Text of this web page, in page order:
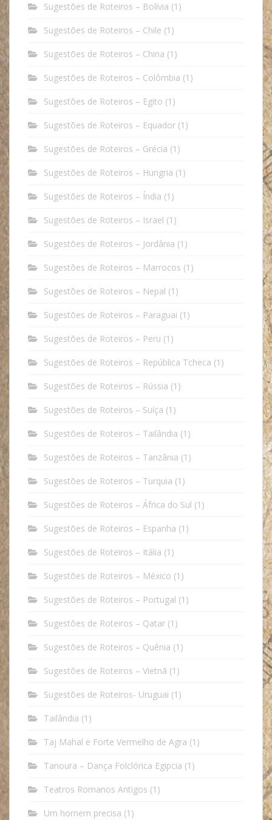
Sugestões de Roteiros – Bolívia (1)
Sugestões de Roteiros – Chile (1)
Sugestões de Roteiros – China (1)
Sugestões de Roteiros – Colômbia (1)
Sugestões de Roteiros – Egito (1)
Sugestões de Roteiros – Equador (1)
Sugestões de Roteiros – Grécia (1)
Sugestões de Roteiros – Hungria (1)
Sugestões de Roteiros – Índia (1)
Sugestões de Roteiros – Israel (1)
Sugestões de Roteiros – Jordânia (1)
Sugestões de Roteiros – Marrocos (1)
Sugestões de Roteiros – Nepal (1)
Sugestões de Roteiros – Paraguai (1)
Sugestões de Roteiros – Peru (1)
Sugestões de Roteiros – República Tcheca (1)
Sugestões de Roteiros – Rússia (1)
Sugestões de Roteiros – Suíça (1)
Sugestões de Roteiros – Tailândia (1)
Sugestões de Roteiros – Tanzânia (1)
Sugestões de Roteiros – Turquia (1)
Sugestões de Roteiros – África do Sul (1)
Sugestões de Roteiros – Espanha (1)
Sugestões de Roteiros – Itália (1)
Sugestões de Roteiros – México (1)
Sugestões de Roteiros – Portugal (1)
Sugestões de Roteiros – Qatar (1)
Sugestões de Roteiros – Quênia (1)
Sugestões de Roteiros – Vietnã (1)
Sugestões de Roteiros- Uruguai (1)
Tailândia (1)
Taj Mahal e Forte Vermelho de Agra (1)
Tanoura – Dança Folclórica Egipcia (1)
Teatros Romanos Antigos (1)
Um homem precisa (1)